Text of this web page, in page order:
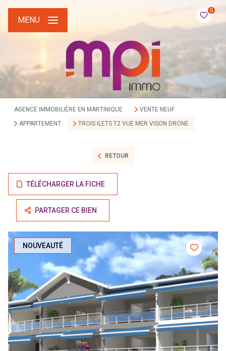
0
MENU
AGENCE IMMOBILIÈRE EN MARTINIQUE
VENTE NEUF
APPARTEMENT
TROIS ILETS T2 VUE MER VISON DRONE
RETOUR
TÉLÉCHARGER LA FICHE
PARTAGER CE BIEN
NOUVEAUTÉ